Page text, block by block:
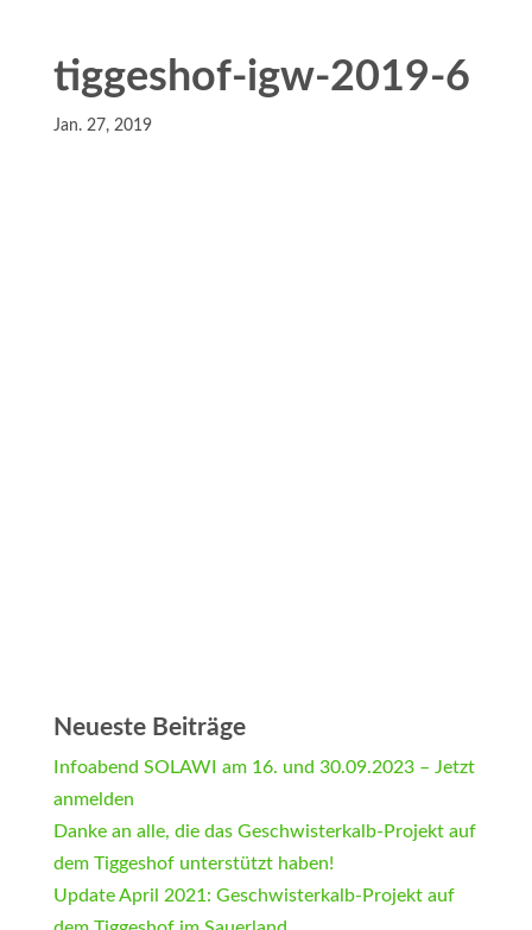
tiggeshof-igw-2019-6
Jan. 27, 2019
Neueste Beiträge
Infoabend SOLAWI am 16. und 30.09.2023 – Jetzt
anmelden
Danke an alle, die das Geschwisterkalb-Projekt auf
dem Tiggeshof unterstützt haben!
Update April 2021: Geschwisterkalb-Projekt auf